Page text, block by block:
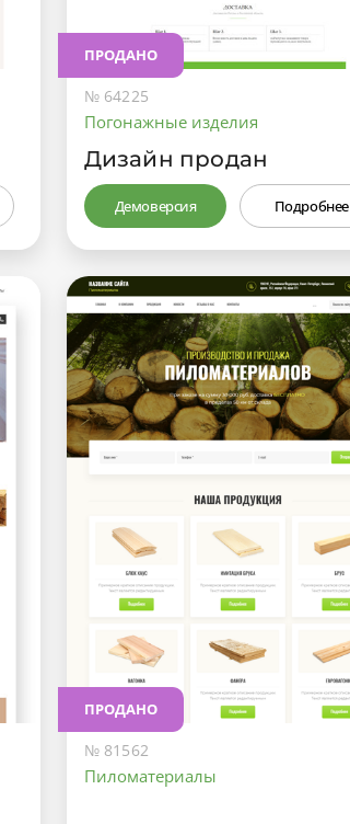
ПРОДАНО
№ 64225
Погонажные изделия
Дизайн продан
Демоверсия Подробнее
ПРОДАНО
№ 81562
Пиломатериалы